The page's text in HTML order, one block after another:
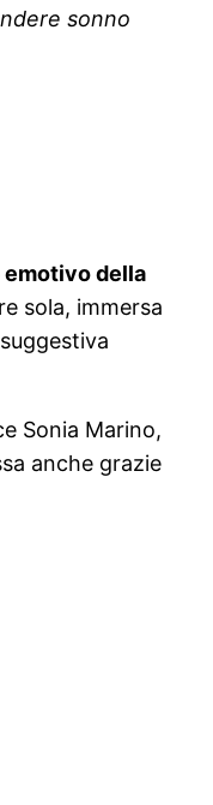
sonno
emotivo della
sola, immersa
Sonia Marino,
anche grazie